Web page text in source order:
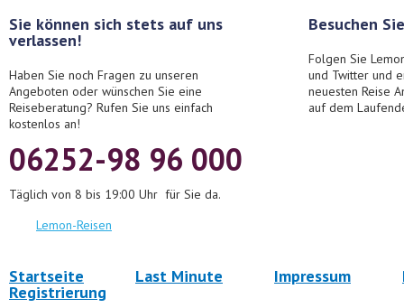
Sie können sich stets auf uns
verlassen!
Haben Sie noch Fragen zu unseren
Angeboten oder wünschen Sie eine
Reiseberatung? Rufen Sie uns einfach
kostenlos an!
06252-98 96 000
Täglich von 8 bis 19:00 Uhr für Sie da.
Lemon-Reisen
Besuchen
Folgen Sie
und Twitter und
neuesten Reise
auf dem
Startseite Last Minute Impressum
Registrierung